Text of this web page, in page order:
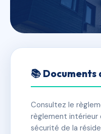
LE CLOS
✓ Immatriculée 🏠
📚
Consultez le
règlement intérieur
sécurité de la